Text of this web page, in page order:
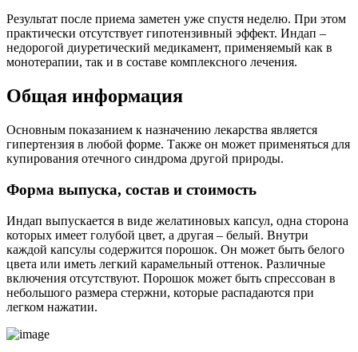
Результат после приема заметен уже спустя неделю. При этом
практически отсутствует гипотензивный эффект. Индап –
недорогой диуретический медикамент, применяемый как в
монотерапии, так и в составе комплексного лечения.
Общая информация
Основным показанием к назначению лекарства является
гипертензия в любой форме. Также он может применяться для
купирования отечного синдрома другой природы.
Форма выпуска, состав и стоимость
Индап выпускается в виде желатиновых капсул, одна сторона
которых имеет голубой цвет, а другая – белый. Внутри
каждой капсулы содержится порошок. Он может быть белого
цвета или иметь легкий карамельный оттенок. Различные
включения отсутствуют. Порошок может быть спрессован в
небольшого размера стержни, которые распадаются при
легком нажатии.